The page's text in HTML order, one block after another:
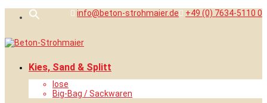
+49 (0) 7634-5110 0
info@beton-strohmaier.de
Search
Kies, Sand & Splitt
lose
Big-Bag / Sackwaren